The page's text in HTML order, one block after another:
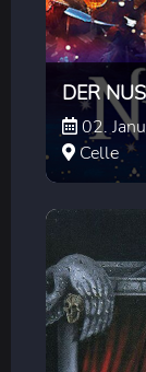
DER
02.
Celle